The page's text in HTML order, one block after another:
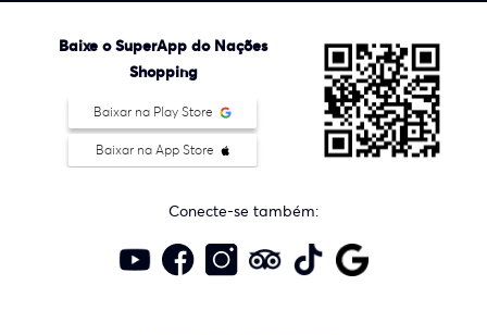
Baixe o SuperApp do Nações
Shopping
Baixar na Play Store
Baixar na App Store
Conecte-se também: